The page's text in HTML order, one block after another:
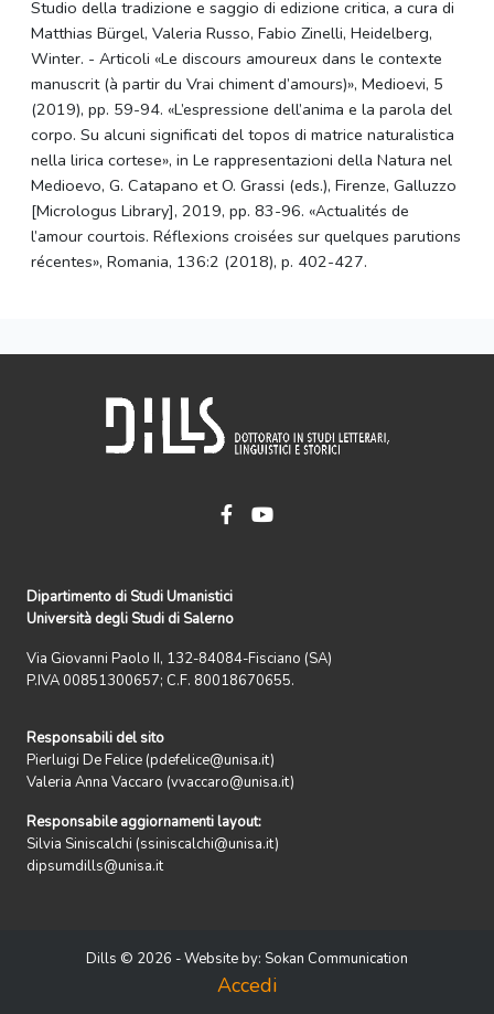
Studio della tradizione e saggio di edizione critica, a cura di
Matthias Bürgel, Valeria Russo, Fabio Zinelli, Heidelberg,
Winter. - Articoli «Le discours amoureux dans le contexte
manuscrit (à partir du Vrai chiment d’amours)», Medioevi, 5
(2019), pp. 59-94. «L’espressione dell’anima e la parola del
corpo. Su alcuni significati del topos di matrice naturalistica
nella lirica cortese», in Le rappresentazioni della Natura nel
Medioevo, G. Catapano et O. Grassi (eds.), Firenze, Galluzzo
[Micrologus Library], 2019, pp. 83-96. «Actualités de
l’amour courtois. Réflexions croisées sur quelques parutions
récentes», Romania, 136:2 (2018), p. 402-427.
Dipartimento di Studi Umanistici
Università degli Studi di Salerno
Via Giovanni Paolo II, 132-84084-Fisciano (SA)
P.IVA 00851300657; C.F. 80018670655.
Responsabili del sito
Pierluigi De Felice (pdefelice@unisa.it)
Valeria Anna Vaccaro (vvaccaro@unisa.it)
Responsabile aggiornamenti layout:
Silvia Siniscalchi (ssiniscalchi@unisa.it)
dipsumdills@unisa.it
Dills © 2026 - Website by: Sokan Communication
Accedi